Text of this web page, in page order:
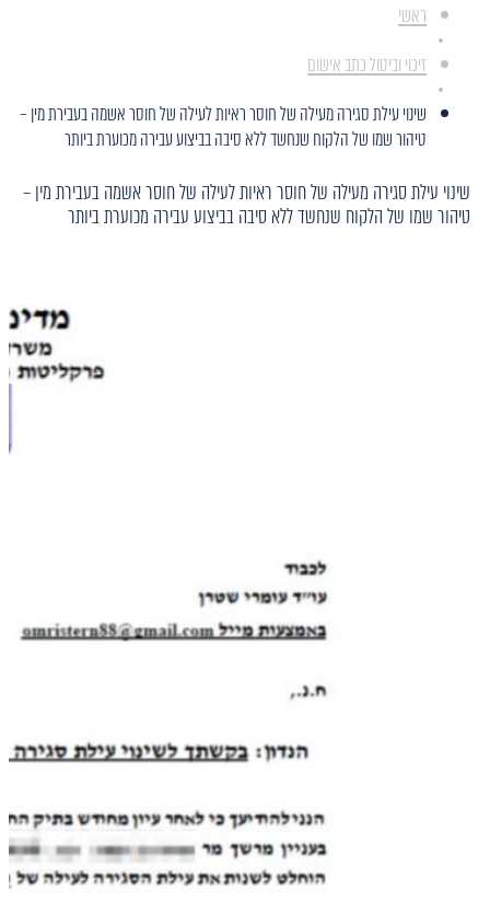
ראשי
זיכוי וביטול כתב אישום
שינוי עילת סגירה מעילה של חוסר ראיות לעילה של חוסר אשמה בעבירת מין –
טיהור שמו של הלקוח שנחשד ללא סיבה בביצוע עבירה מכוערת ביותר
שינוי עילת סגירה מעילה של חוסר ראיות לעילה של חוסר אשמה בעבירת מין –
טיהור שמו של הלקוח שנחשד ללא סיבה בביצוע עבירה מכוערת ביותר